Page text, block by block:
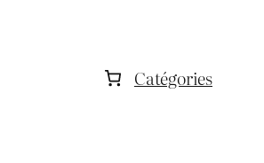
Catégories